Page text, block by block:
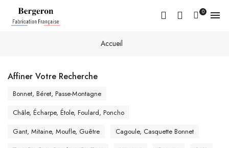
0 
Accueil
Affiner Votre Recherche
Bonnet, Béret, Passe-Montagne
Châle, Écharpe, Étole, Foulard, Poncho
Gant, Mitaine, Moufle, Guêtre
Cagoule, Casquette Bonnet